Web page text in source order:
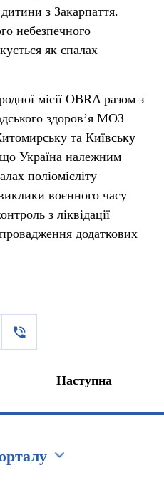
з Закарпаття.
небезпечного
як спалах
місії OBRA разом з
здоров’я МОЗ
та Київську
що Україна належним
поліомієліту
воєнного часу
з ліквідації
додаткових
Наступна